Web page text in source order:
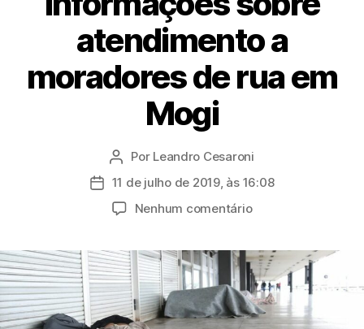
atendimento a
moradores de rua em
Mogi
Autor
do
Por Leandro Cesaroni
Data
publicação
11 de julho de 2019, às 16:08
Nenhum comentárioem
da
Prefeitura
informações
sobre